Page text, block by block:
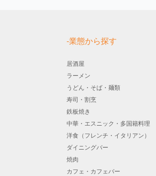
-業態から探す
居酒屋
ラーメン
うどん・そば・麺類
寿司・割烹
鉄板焼き
中華・エスニック・多国籍料理
洋食（フレンチ・イタリアン）
ダイニングバー
焼肉
カフェ・カフェバー